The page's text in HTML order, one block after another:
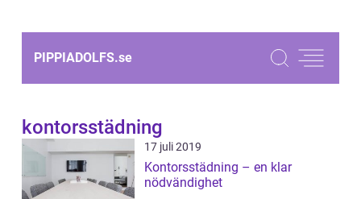
PIPPIADOLFS.se
kontorsstädning
17 juli 2019
Kontorsstädning – en klar
nödvändighet